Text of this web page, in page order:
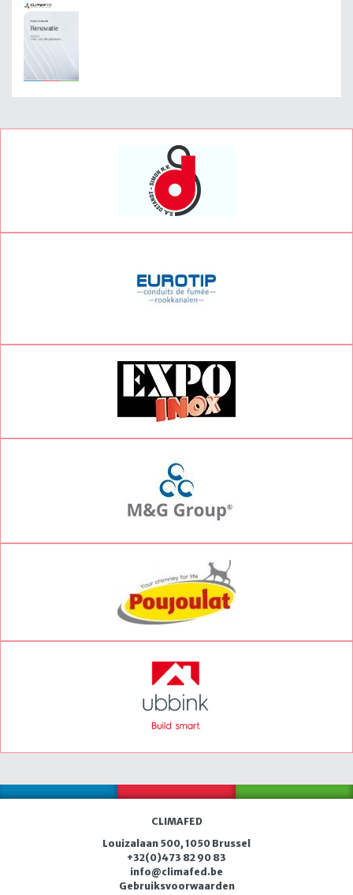
CLIMAFED
Louizalaan 500, 1050 Brussel
+32(0)473 82 90 83
info@c limafed. be
Gebruiksvoorwaarden